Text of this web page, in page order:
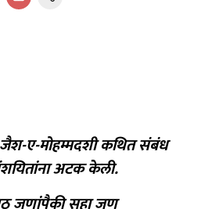
ए-मोहम्मदशी कथित संबंध
अटक केली.